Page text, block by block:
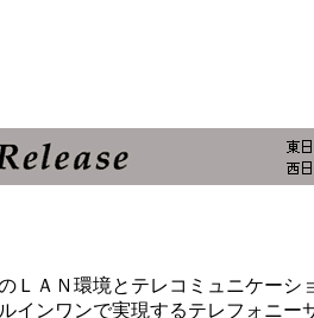
ＬＡＮ環境とテレコミュニケーシ
インワンで実現するテレフォニー